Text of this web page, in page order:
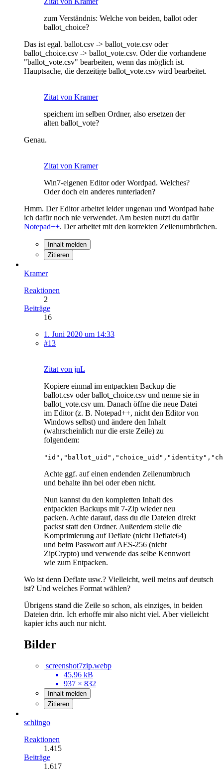
zum Verständnis: Welche von beiden, ballot oder
ballot_choice?
Das ist egal. ballot.csv -> ballot_vote.csv oder
ballot_choice.csv -> ballot_vote.csv. Oder die vorhandene
"ballot_vote.csv" bearbeiten, wenn das möglich ist.
Hauptsache, die derzeitige ballot_vote.csv wird bearbeitet.
Zitat von Kramer
speichern im selben Ordner, also ersetzen der
alten ballot_vote?
Genau.
Zitat von Kramer
Win7-eigenen Editor oder Wordpad. Welches?
Oder doch ein anderes runterladen?
Hmm. Der Editor arbeitet leider ungenau und Wordpad habe
ich dafür noch nie verwendet. Am besten nutzt du dafür
Notepad++. Der arbeitet mit den korrekten Zeilenumbrüchen.
Inhalt melden
Zitieren
Kramer
Reaktionen
2
Beiträge
16
1. Juni 2020 um 14:33
#13
Zitat von jnL
Kopiere einmal im entpackten Backup die
ballot.csv oder ballot_choice.csv und nenne sie in
ballot_vote.csv um. Danach öffne die neue Datei
im Editor (z. B. Notepad++, nicht den Editor von
Windows selbst) und ändere den Inhalt
(wahrscheinlich nur die erste Zeile) zu
folgendem:
Achte ggf. auf einen endenden Zeilenumbruch
und behalte ihn bei oder eben nicht.
Nun kannst du den kompletten Inhalt des
entpackten Backups mit 7-Zip wieder neu
packen. Achte darauf, dass du die Dateien direkt
packst statt den Ordner. Außerdem stelle die
Komprimierung auf Deflate (nicht Deflate64)
und beim Passwort auf AES-256 (nicht
ZipCrypto) und verwende das selbe Kennwort
wie zum Entpacken.
Wo ist denn Deflate usw.? Vielleicht, weil meins auf deutsch
ist? Und welches Format wählen?
Übrigens stand die Zeile so schon, als einziges, in beiden
Dateien drin. Ich erhoffe mir also nicht viel. Aber vielleicht
kapier ichs auch nur nicht.
Bilder
screenshot7zip.webp
45,96 kB
937 × 832
Inhalt melden
Zitieren
schlingo
Reaktionen
1.415
Beiträge
1.617